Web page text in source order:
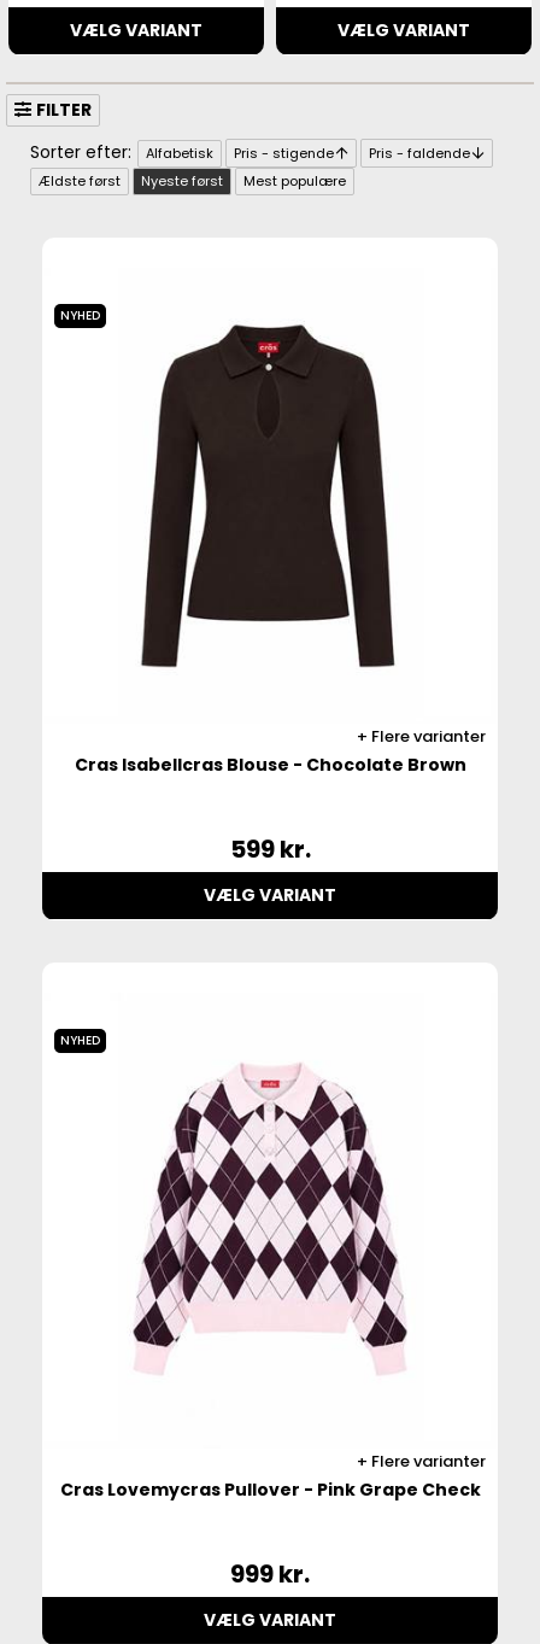
VÆLG VARIANT VÆLG VARIANT
FILTER
Alfabetisk Pris - stigende
Pris - faldende
Ældste først
Nyeste først Mest populære
Flere varianter
NYHED
Cras Isabellcras Blouse - Chocolate Brown
599kr.
VÆLG VARIANT
Flere varianter
NYHED
Cras Lovemycras Pullover - Pink Grape Check
999kr.
VÆLG VARIANT